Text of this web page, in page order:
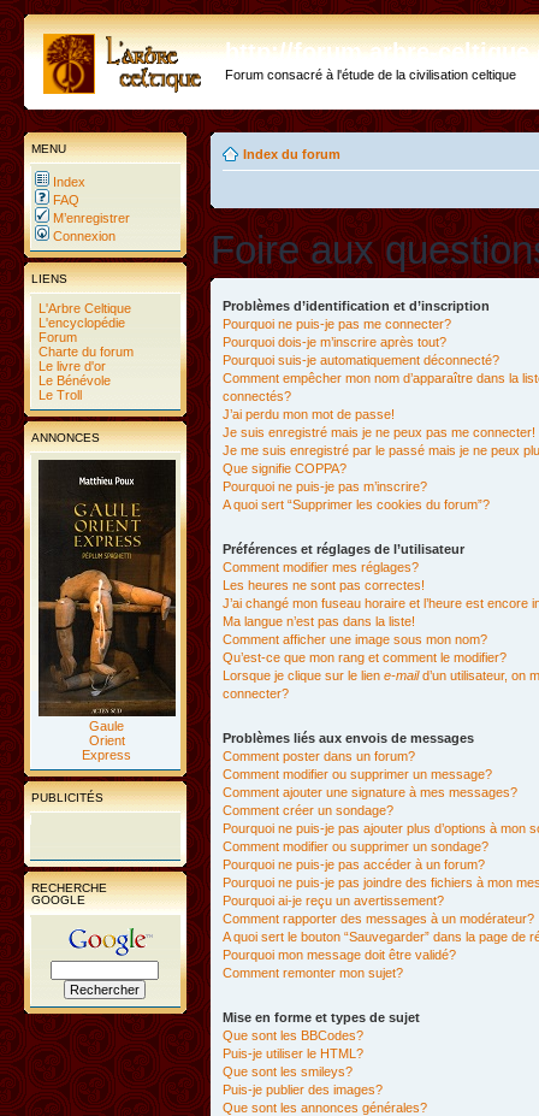
http://forum.arbre-
Forum consacré à l'étude de la civilisation celtique
MENU
Index
FAQ
M’enregistrer
Connexion
LIENS
L'Arbre Celtique
L'encyclopédie
Forum
Charte du forum
Le livre d'or
Le Bénévole
Le Troll
ANNONCES
Gaule
Orient
Express
PUBLICITÉS
RECHERCHE
GOOGLE
Index du forum
Foire aux
Problèmes d’identification et d’inscription
Pourquoi ne puis-je pas me connecter?
Pourquoi dois-je m’inscrire après tout?
Pourquoi suis-je automatiquement déconnecté?
Comment empêcher mon nom d’apparaître dans la
connectés?
J’ai perdu mon mot de passe!
Je suis enregistré mais je ne peux pas me connecter!
Je me suis enregistré par le passé mais je ne peux
Que signifie COPPA?
Pourquoi ne puis-je pas m’inscrire?
A quoi sert “Supprimer les cookies du forum”?
Préférences et réglages de l’utilisateur
Comment modifier mes réglages?
Les heures ne sont pas correctes!
J’ai changé mon fuseau horaire et l’heure est encore
Ma langue n’est pas dans la liste!
Comment afficher une image sous mon nom?
Qu’est-ce que mon rang et comment le modifier?
Lorsque je clique sur le lien e-maild’un utilisateur, on
connecter?
Problèmes liés aux envois de messages
Comment poster dans un forum?
Comment modifier ou supprimer un message?
Comment ajouter une signature à mes messages?
Comment créer un sondage?
Pourquoi ne puis-je pas ajouter plus d’options à mon
Comment modifier ou supprimer un sondage?
Pourquoi ne puis-je pas accéder à un forum?
Pourquoi ne puis-je pas joindre des fichiers à mon
Pourquoi ai-je reçu un avertissement?
Comment rapporter des messages à un modérateur?
A quoi sert le bouton “Sauvegarder” dans la page de
Pourquoi mon message doit être validé?
Comment remonter mon sujet?
Mise en forme et types de sujet
Que sont les BBCodes?
Puis-je utiliser le HTML?
Que sont les smileys?
Puis-je publier des images?
Que sont les annonces générales?